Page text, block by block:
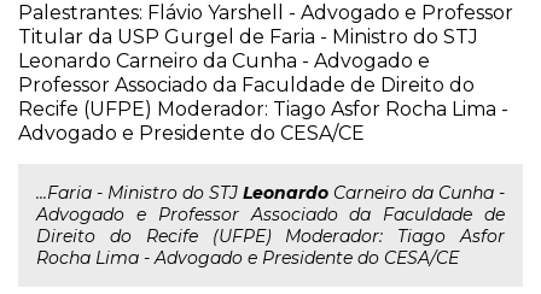
Palestrantes: Flávio Yarshell - Advogado e Professor
Titular da USP Gurgel de Faria - Ministro do STJ
Leonardo Carneiro da Cunha - Advogado e
Professor Associado da Faculdade de Direito do
Recife (UFPE) Moderador: Tiago Asfor Rocha Lima -
Advogado e Presidente do CESA/CE
...Faria - Ministro do STJ Leonardo Carneiro da Cunha -
Advogado e Professor Associado da Faculdade de
Direito do Recife (UFPE) Moderador: Tiago Asfor
Rocha Lima - Advogado e Presidente do CESA/CE